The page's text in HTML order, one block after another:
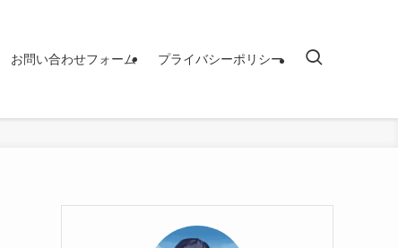
お問い合わせフォーム プライバシーポリシー